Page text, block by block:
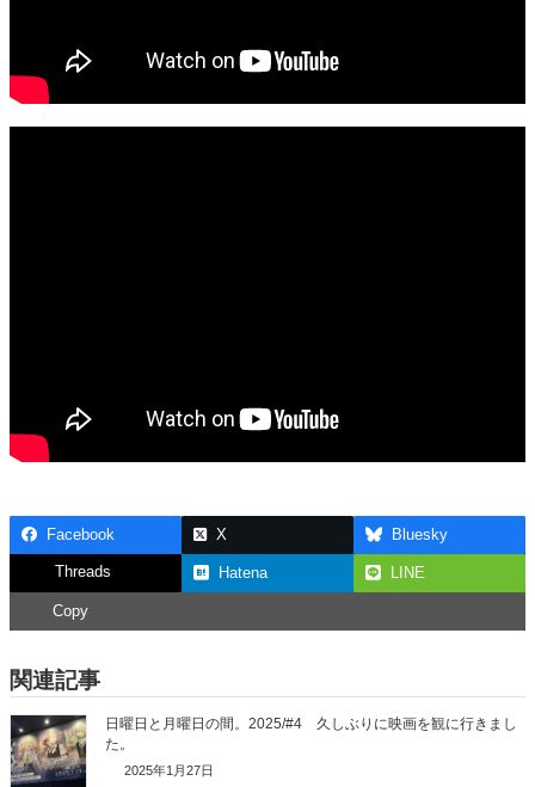
Facebook X Bluesky
Threads Hatena LINE
Copy
関連記事
日曜日と月曜日の間。2025/#4 久しぶりに映画を観に行きまし
た。
2025年1月27日